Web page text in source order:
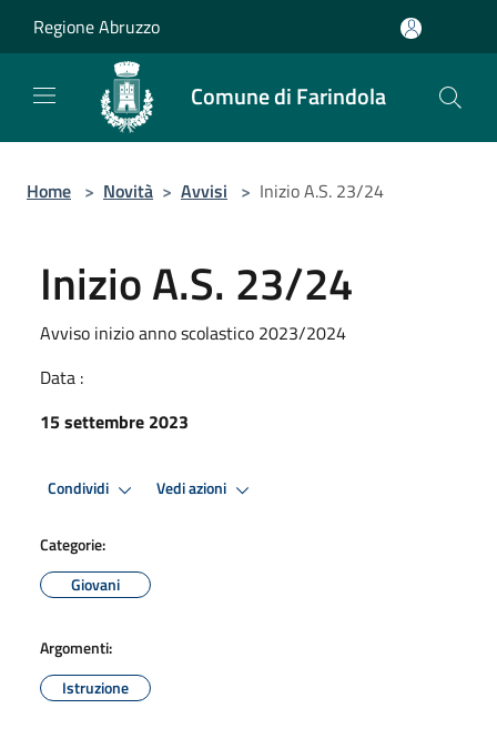
Regione Abruzzo
Comune di Farindola
Home > Novità > Avvisi > Inizio A.S. 23/24
Inizio A.S. 23/24
Avviso inizio anno scolastico 2023/2024
Data :
15 settembre 2023
Condividi Vedi azioni
Categorie:
Giovani
Argomenti:
Istruzione